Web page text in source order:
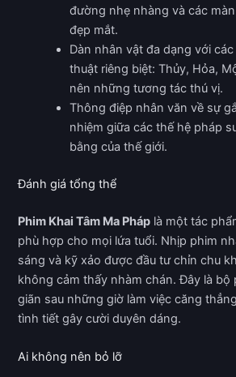
đường nhẹ nhàng và các
đẹp mắt.
Dàn nhân vật đa dạng với
thuật riêng biệt: Thủy, Hỏa,
nên những tương tác thú vị.
Thông điệp nhân văn về sự
nhiệm giữa các thế hệ pháp
bằng của thế giới.
Đánh giá tổng thể
Phim Khai Tâm Ma Pháp là một tác
phù hợp cho mọi lứa tuổi. Nhịp phim
sáng và kỹ xảo được đầu tư chỉn chu
không cảm thấy nhàm chán. Đây là bộ
giãn sau những giờ làm việc căng
tình tiết gây cười duyên dáng.
Ai không nên bỏ lỡ